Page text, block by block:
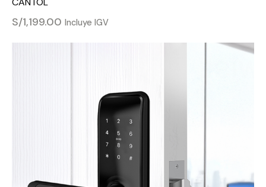
S/1,199.00 Incluye IGV